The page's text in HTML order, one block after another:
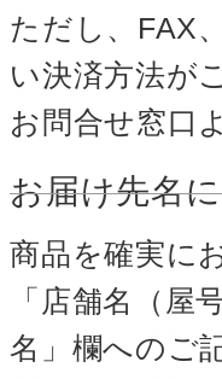
ただし、FAX
い決済方法が
お問合せ窓口
お届け先名
商品を確実に
「店舗名（屋
名」欄へのご